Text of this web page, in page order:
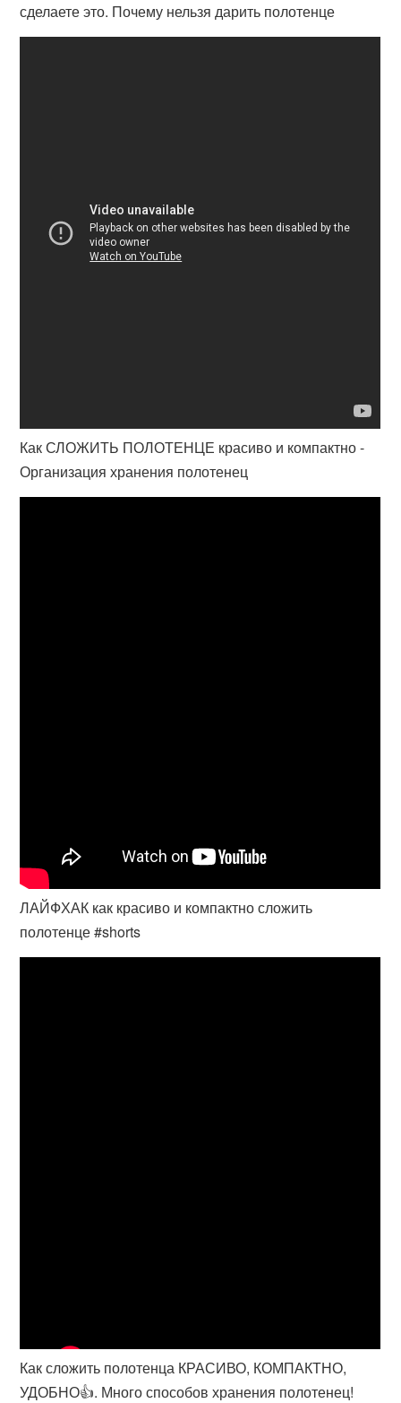
сделаете это. Почему нельзя дарить полотенце
Как СЛОЖИТЬ ПОЛОТЕНЦЕ красиво и компактно -
Организация хранения полотенец
ЛАЙФХАК как красиво и компактно сложить
полотенце #shorts
Как сложить полотенца КРАСИВО, КОМПАКТНО,
УДОБНО👍. Много способов хранения полотенец!